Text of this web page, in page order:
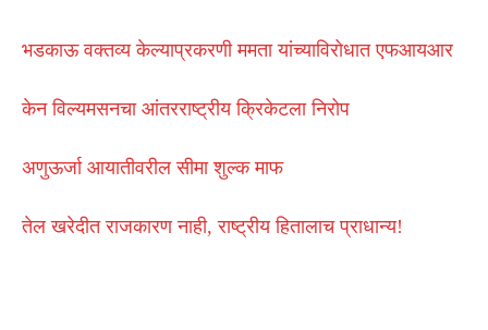
भडकाऊ वक्तव्य केल्याप्रकरणी ममता यांच्याविरोधात एफआयआर
केन विल्यमसनचा आंतरराष्ट्रीय क्रिकेटला निरोप
अणुऊर्जा आयातीवरील सीमा शुल्क माफ
तेल खरेदीत राजकारण नाही, राष्ट्रीय हितालाच प्राधान्य!